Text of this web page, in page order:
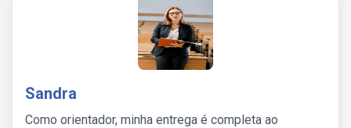
Sandra
Como orientador, minha entrega é completa ao